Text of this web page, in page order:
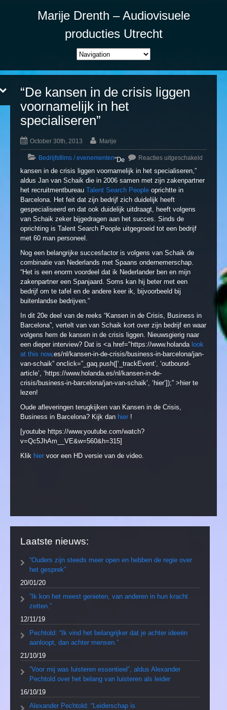
Marije Drenth – Audiovisuele
producties Utrecht
“De kansen in de crisis liggen
voornamelijk in het
specialiseren”
October 30th, 2013 Marije
Bedrijfsfilms / evenementen Reacties uitgeschakeld
“De
kansen in de crisis liggen voornamelijk in het specialiseren,”
aldus Jan van Schaik die in 2006 samen met zijn zakenpartner
het recruitmentbureau Talent Search People oprichtte in
Barcelona. Het feit dat zijn bedrijf zich duidelijk heeft
gespecialiseerd en dat ook duidelijk uitdraagt, heeft volgens
van Schaik zeker bijgedragen aan het succes. Sinds de
oprichting is Talent Search People uitgegroeid tot een bedrijf
met 60 man personeel.
Nog een belangrijke succesfactor is volgens van Schaik de
combinatie van Nederlands met Spaans ondernemerschap.
“Het is een enorm voordeel dat ik Nederlander ben en mijn
zakenpartner een Spanjaard. Soms kan hij beter met een
bedrijf om te tafel en de andere keer ik, bijvoorbeeld bij
buitenlandse bedrijven.”
In dit 20e deel van de reeks “Kansen in de Crisis, Business in
Barcelona”, vertelt van van Schaik kort over zijn bedrijf en waar
volgens hem de kansen in de crisis liggen. Nieuwsgierig naar
een dieper interview? Dat is <a href="https://www.holanda look
at this now.es/nl/kansen-in-de-crisis/business-in-barcelona/jan-
van-schaik” onclick=”_gaq.push([‘_trackEvent’, ‘outbound-
article’, ‘https://www.holanda.es/nl/kansen-in-de-
crisis/business-in-barcelona/jan-van-schaik’, ‘hier’]);” >hier te
lezen!
Oude afleveringen terugkijken van Kansen in de Crisis,
Business in Barcelona? Kijk dan hier !
[youtube https://www.youtube.com/watch?
v=Qc5JhAm__VE&w=560&h=315]
Klik hier voor een HD versie van de video.
Laatste nieuws:
“Ouders zijn steeds meer open en hebben de regie over
het gesprek”
20/01/20
”Ik kon het meest genieten, van anderen in hun kracht
zetten.”
12/11/19
Pechtold: “Ik vind het belangrijker dat je achter ideeën
aanloopt, dan achter mensen.”
21/10/19
”Voor mij was luisteren essentieel”, aldus Alexander
Pechtold over het belang van luisteren als leider
16/10/19
Alexander Pechtold: “Leiderschap is